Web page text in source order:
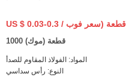
1000 قطعة (موك)
المواد: الفولاذ المقاوم للصدأ
النوع: رأس سداسي